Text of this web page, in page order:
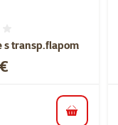
s transp.flapom
do košíka